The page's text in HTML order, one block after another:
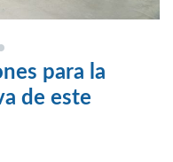
para la
de este